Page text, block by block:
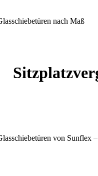
nach Maß
von Sunflex